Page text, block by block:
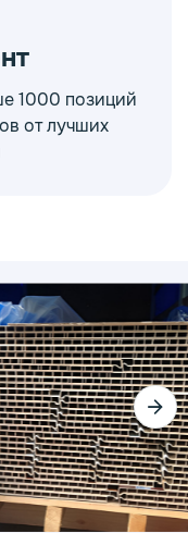
1000 позиций
от лучших